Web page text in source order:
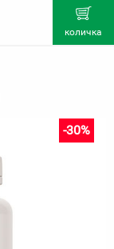
количка
-30%